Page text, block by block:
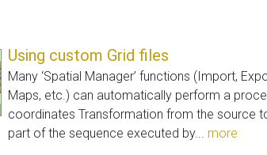
Using custom Grid files
Many ‘Spatial Manager’ functions (Import,
Maps, etc.) can automatically perform a
coordinates Transformation from the source
part of the sequence executed by... more